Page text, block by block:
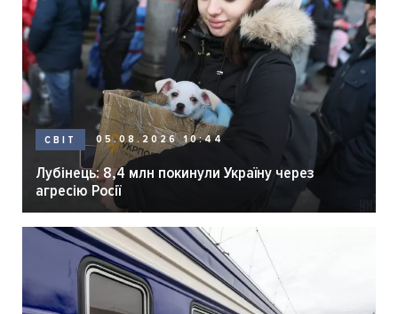
СВІТ 05.08.2026 10:44
Лубінець: 8,4 млн покинули Україну через
агресію Росії